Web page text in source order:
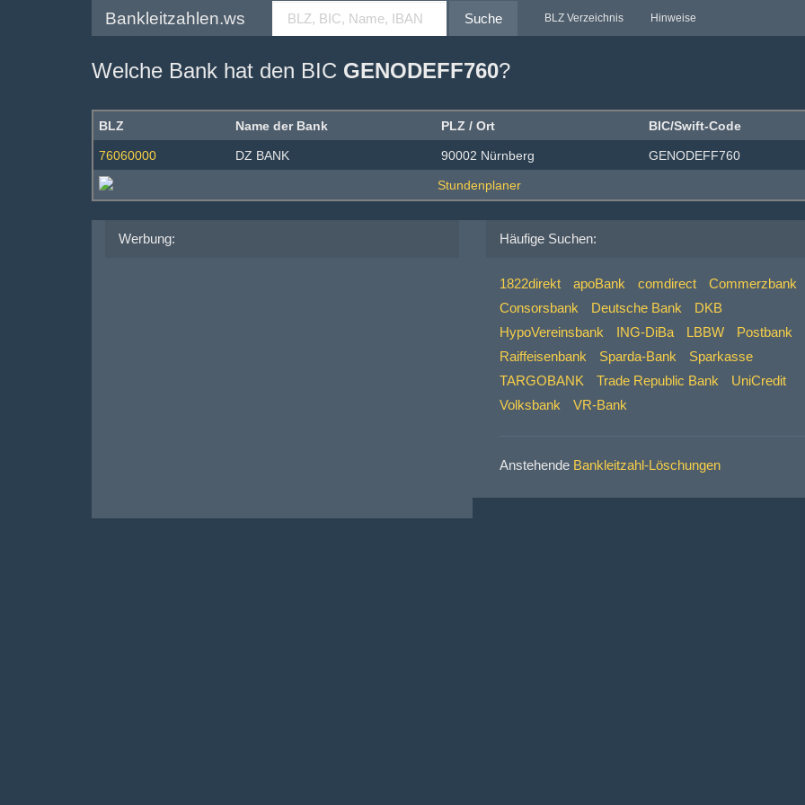
Bankleitzahlen.ws Suche BLZ Verzeichnis Hinweise
Welche Bank hat den BIC GENODEFF760?
BLZ Name der Bank PLZ / Ort BIC/Swift-Code
76060000 DZ BANK 90002 Nürnberg GENODEFF760
Werbung: Häufige Suchen:
1822direkt apoBank comdirect
Commerzbank
Consorsbank
Deutsche Bank
DKB
HypoVereinsbank
ING-DiBa LBBW
Postbank
Raiffeisenbank
Sparda-Bank
Sparkasse
TARGOBANK
Trade Republic Bank
UniCredit
Volksbank
VR-Bank
Anstehende Bankleitzahl-Löschungen